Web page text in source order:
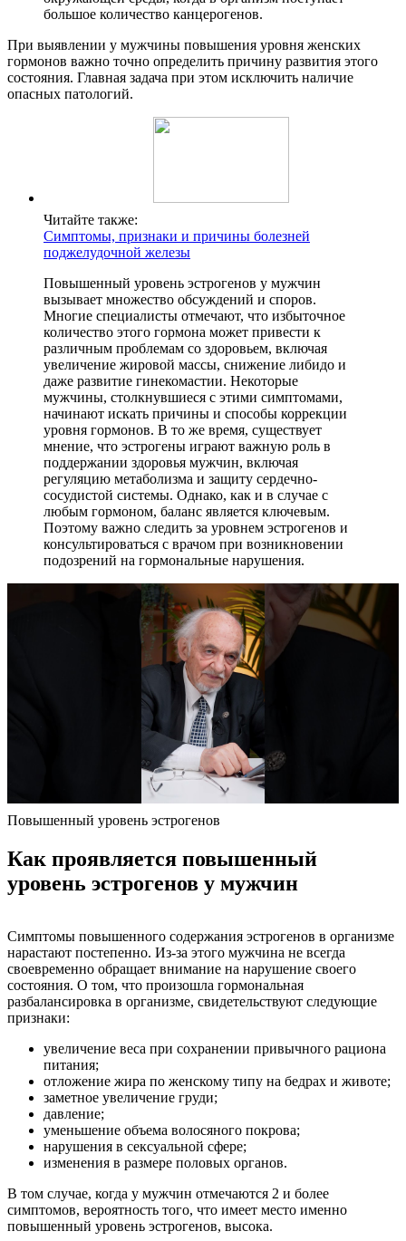
большое количество канцерогенов.
При выявлении у мужчины повышения уровня женских
гормонов важно точно определить причину развития этого
состояния. Главная задача при этом исключить наличие
опасных патологий.
Читайте также:
Симптомы, признаки и причины болезней
поджелудочной железы
Повышенный уровень эстрогенов у мужчин
вызывает множество обсуждений и споров.
Многие специалисты отмечают, что избыточное
количество этого гормона может привести к
различным проблемам со здоровьем, включая
увеличение жировой массы, снижение либидо и
даже развитие гинекомастии. Некоторые
мужчины, столкнувшиеся с этими симптомами,
начинают искать причины и способы коррекции
уровня гормонов. В то же время, существует
мнение, что эстрогены играют важную роль в
поддержании здоровья мужчин, включая
регуляцию метаболизма и защиту сердечно-
сосудистой системы. Однако, как и в случае с
любым гормоном, баланс является ключевым.
Поэтому важно следить за уровнем эстрогенов и
консультироваться с врачом при возникновении
подозрений на гормональные нарушения.
Повышенный уровень эстрогенов
Как проявляется повышенный
уровень эстрогенов у мужчин
Симптомы повышенного содержания эстрогенов в организме
нарастают постепенно. Из-за этого мужчина не всегда
своевременно обращает внимание на нарушение своего
состояния. О том, что произошла гормональная
разбалансировка в организме, свидетельствуют следующие
признаки:
увеличение веса при сохранении привычного рациона
питания;
отложение жира по женскому типу на бедрах и животе;
заметное увеличение груди;
давление;
уменьшение объема волосяного покрова;
нарушения в сексуальной сфере;
изменения в размере половых органов.
В том случае, когда у мужчин отмечаются 2 и более
симптомов, вероятность того, что имеет место именно
повышенный уровень эстрогенов, высока.